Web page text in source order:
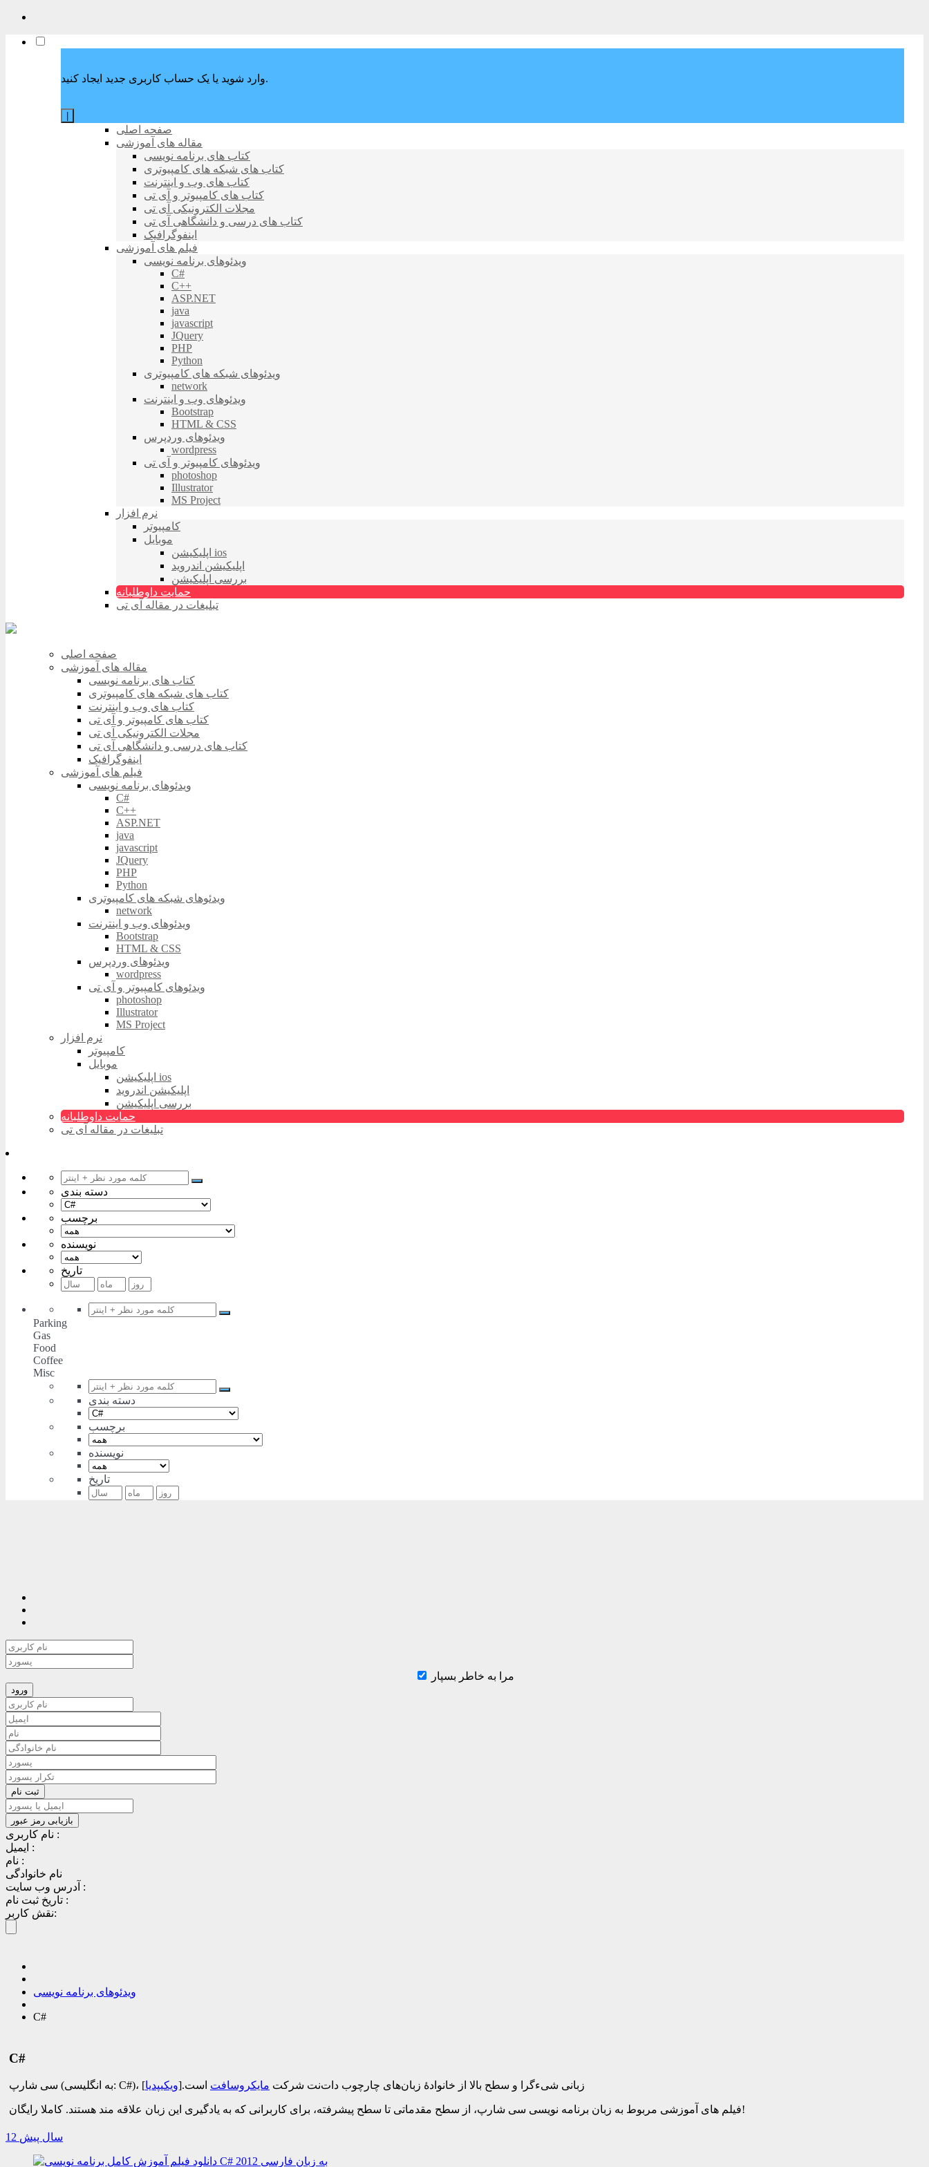
وارد شوید یا یک حساب کاربری جدید ایجاد کنید.
صفحه اصلی
مقاله های آموزشی
کتاب های برنامه نویسی
کتاب های شبکه های کامپیوتری
کتاب های وب و اینترنت
کتاب های کامپیوتر و آی تی
مجلات الکترونیکی آی تی
کتاب های درسی و دانشگاهی آی تی
اینفوگرافیک
فیلم های آموزشی
ویدئوهای برنامه نویسی
C#
C++
ASP.NET
java
javascript
JQuery
PHP
Python
ویدئوهای شبکه های کامپیوتری
network
ویدئوهای وب و اینترنت
Bootstrap
HTML & CSS
ویدئوهای وردپرس
wordpress
ویدئوهای کامپیوتر و آی تی
photoshop
Illustrator
MS Project
نرم افزار
کامپیوتر
موبایل
اپلیکیشن ios
اپلیکیشن اندروید
بررسی اپلیکیشن
حمایت داوطلبانه
تبلیغات در مقاله آی تی
صفحه اصلی
مقاله های آموزشی
کتاب های برنامه نویسی
کتاب های شبکه های کامپیوتری
کتاب های وب و اینترنت
کتاب های کامپیوتر و آی تی
مجلات الکترونیکی آی تی
کتاب های درسی و دانشگاهی آی تی
اینفوگرافیک
فیلم های آموزشی
ویدئوهای برنامه نویسی
C#
C++
ASP.NET
java
javascript
JQuery
PHP
Python
ویدئوهای شبکه های کامپیوتری
network
ویدئوهای وب و اینترنت
Bootstrap
HTML & CSS
ویدئوهای وردپرس
wordpress
ویدئوهای کامپیوتر و آی تی
photoshop
Illustrator
MS Project
نرم افزار
کامپیوتر
موبایل
اپلیکیشن ios
اپلیکیشن اندروید
بررسی اپلیکیشن
حمایت داوطلبانه
تبلیغات در مقاله آی تی
دسته بندی
برچسب
نویسنده
تاریخ
Parking
Gas
Food
Coffee
Misc
دسته بندی
برچسب
نویسنده
تاریخ
مرا به خاطر بسپار
نام کاربری :
ایمیل :
نام :
نام خانوادگی
آدرس وب سایت :
تاریخ ثبت نام :
نقش کاربر:
ویدئوهای برنامه نویسی
C#
C#
سی شارپ (به انگلیسی: C#)، زبانی شیءگرا و سطح بالا از خانوادهٔ زبان‌های چارچوب دات‌نت شرکت مایکروسافت است.[ویکیپدیا]
فیلم های آموزشی مربوط به زبان برنامه نویسی سی شارپ، از سطح مقدماتی تا سطح پیشرفته، برای کاربرانی که به یادگیری این زبان علاقه مند هستند. کاملا رایگان!
12 سال پیش